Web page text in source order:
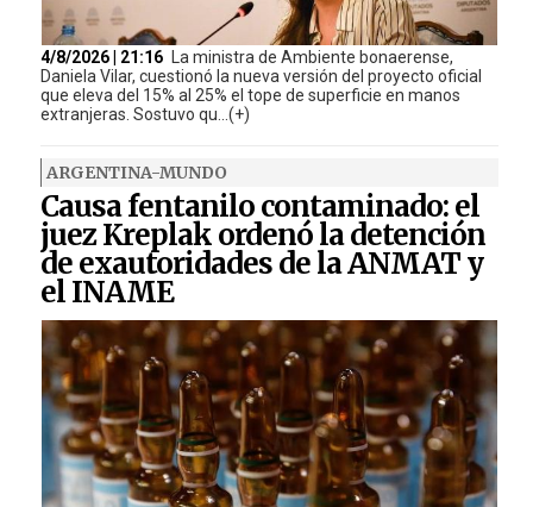
4/8/2026 | 21:16
La ministra de Ambiente bonaerense,
Daniela Vilar, cuestionó la nueva versión del proyecto oficial
que eleva del 15% al 25% el tope de superficie en manos
extranjeras. Sostuvo qu...(+)
ARGENTINA-MUNDO
Causa fentanilo contaminado: el
juez Kreplak ordenó la detención
de exautoridades de la ANMAT y
el INAME